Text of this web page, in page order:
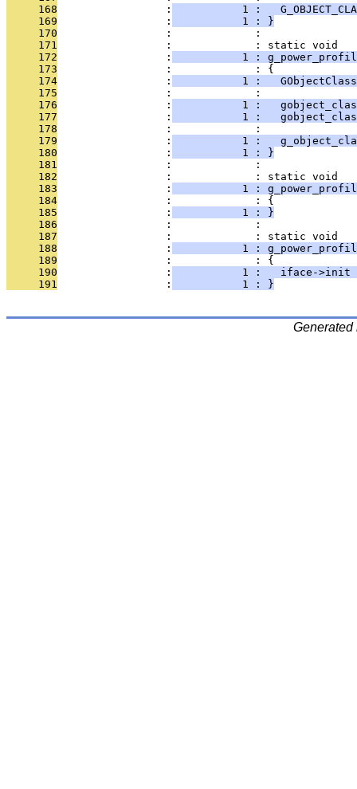
     168
                 :
1 :
     169
                 :
           1 : }
     170
                 :             :
     171
                 :             : static void
     172
                 :
1 :
     173
                 :             : {
     174
                 :
1 :
     175
                 :             :
     176
                 :
1 :
     177
                 :
1 :
     178
                 :             :
     179
                 :
1 :
     180
                 :
           1 : }
     181
                 :             :
     182
                 :             : static void
     183
                 :
1 :
     184
                 :             : {
     185
                 :
           1 : }
     186
                 :             :
     187
                 :             : static void
     188
                 :
1 :
     189
                 :             : {
     190
                 :
1 :   iface->init
     191
                 :
           1 : }